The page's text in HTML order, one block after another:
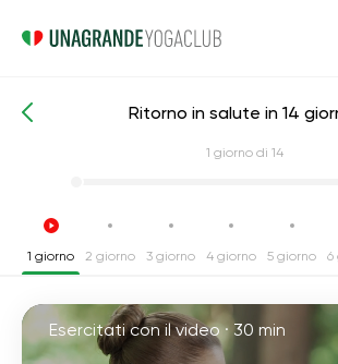
Corsi intensivi di yoga Indietro
Ritorno in salute in 14
1 giorno di 14
1 giorno 2 giorno 3 giorno 4 giorno 5 giorno 6
Esercitati con il video · 30 min